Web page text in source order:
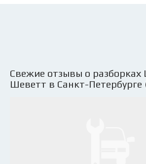
Свежие отзывы о разборках
Шеветт в Санкт-Петербурге